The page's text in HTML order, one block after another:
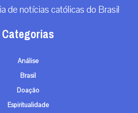
de notícias católicas do Brasil
Categorias
Análise
Brasil
Doação
Espiritualidade